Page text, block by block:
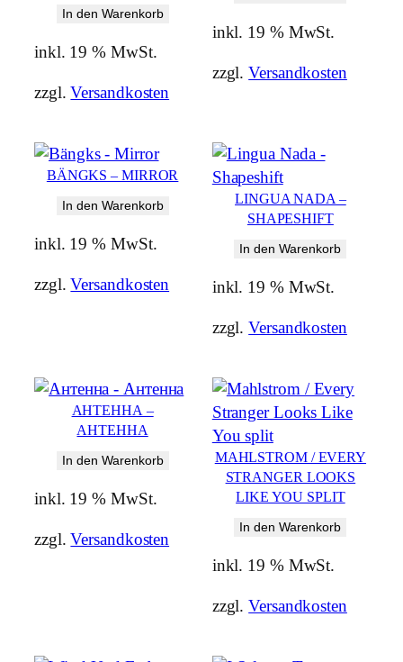
In den Warenkorb
inkl. 19 % MwSt.
zzgl.Versandkosten
inkl. 19 % MwSt.
zzgl.Versandkosten
BÄNGKS – MIRROR
In den Warenkorb
inkl. 19 % MwSt.
zzgl.Versandkosten
LINGUA NADA –
SHAPESHIFT
In den Warenkorb
inkl. 19 % MwSt.
zzgl.Versandkosten
AНТЕННА –
AНТЕННА
In den Warenkorb
inkl. 19 % MwSt.
zzgl.Versandkosten
MAHLSTROM / EVERY
STRANGER LOOKS
LIKE YOU SPLIT
In den Warenkorb
inkl. 19 % MwSt.
zzgl.Versandkosten